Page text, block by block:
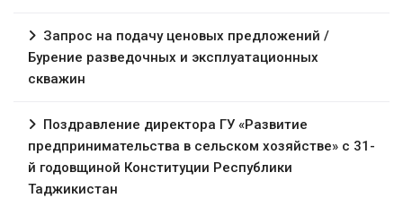
Запрос на подачу ценовых предложений /
Бурение разведочных и эксплуатационных
скважин
Поздравление директора ГУ «Развитие
предпринимательства в сельском хозяйстве» с 31-
й годовщиной Конституции Республики
Таджикистан